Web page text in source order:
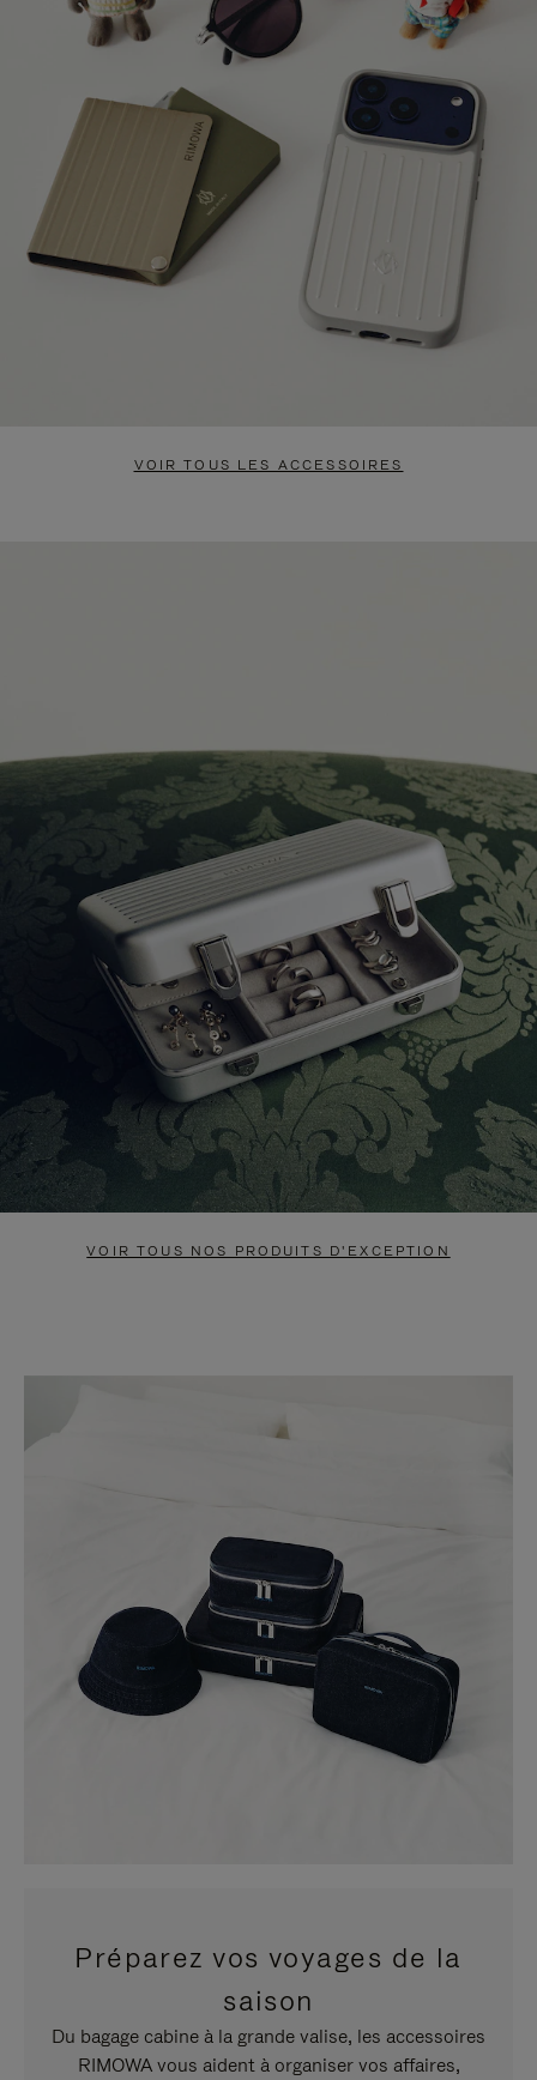
VOIR TOUS LES ACCESSOIRES
VOIR TOUS NOS PRODUITS D'EXCEPTION
Préparez vos voyages de la
saison
Du bagage cabine à la grande valise, les accessoires
RIMOWA vous aident à organiser vos affaires,